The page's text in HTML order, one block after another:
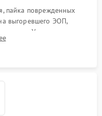
пайка поврежденных
выгоревшего ЭОП,
Ультразвуковая
с линз объектива и